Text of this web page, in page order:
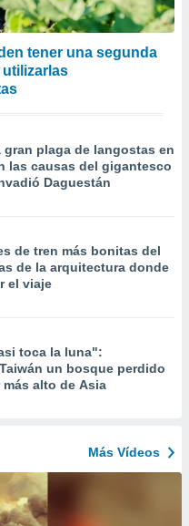
tener una segunda
plaga de langostas en
las causas del gigantesco
Daguestán
de tren más bonitas del
de la arquitectura donde
el viaje
toca la luna":
un bosque perdido
alto de Asia
Más Vídeos